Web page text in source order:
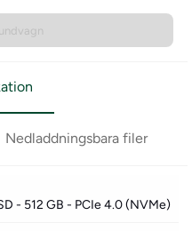
Nedladdningsbara filer
- 512 GB - PCIe 4.0 (NVMe)